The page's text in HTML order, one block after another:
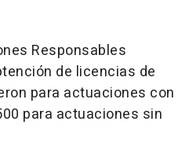
Responsables
de licencias de
para actuaciones con
para actuaciones sin